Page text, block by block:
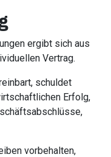
ergibt sich aus
Vertrag.
schuldet
Erfolg,
vorbehalten,